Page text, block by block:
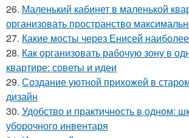
26. Маленький кабинет в маленькой
организовать пространство
27. Какие мосты через Енисей
28. Как организовать рабочую зону в
квартире: советы и идеи
29. Создание уютной прихожей в
дизайн
30. Удобство и практичность в одном:
уборочного инвентаря